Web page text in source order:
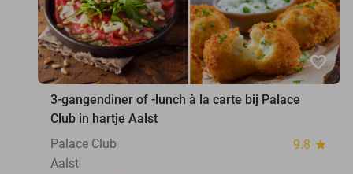
favorite_border
3-gangendiner of -lunch à la carte bij Palace
Club in hartje Aalst
Palace Club
9.8 star
Aalst